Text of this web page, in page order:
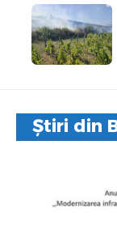
Știri din